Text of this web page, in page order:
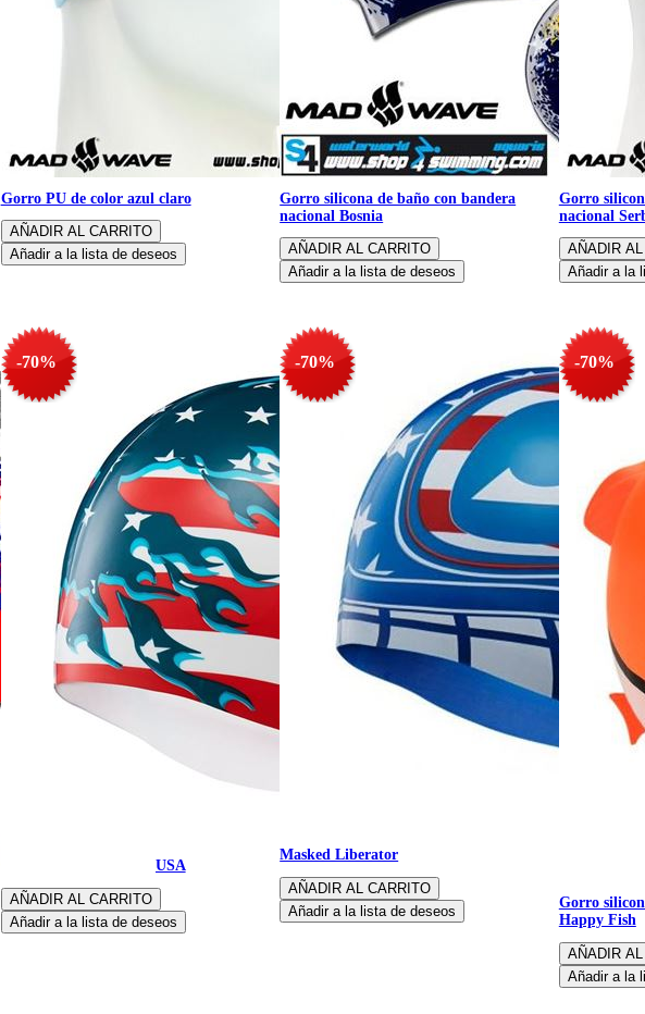
Gorro PU de color azul claro
Gorro silicona de baño con bandera
nacional Bosnia
Gorro
nacional
-70%
Gorro silicona de baño USA
-70%
Masked Liberator
-70%
Gorro
Happy Fish